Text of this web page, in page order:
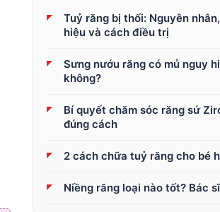
Tuỷ răng bị thối: Nguyên
hiệu và cách điều trị
Sưng nướu răng có mủ nguy
không?
Bí quyết chăm sóc răng sứ
đúng cách
2 cách chữa tuỷ răng cho bé
Niềng răng loại nào tốt? Bác